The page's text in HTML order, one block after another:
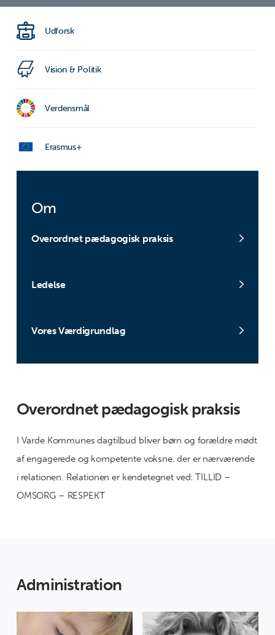
Udforsk
Vision & Politik
Verdensmål
Erasmus+
Om
Overordnet pædagogisk praksis
Ledelse
Vores Værdigrundlag
Overordnet pædagogisk praksis
I Varde Kommunes dagtilbud bliver børn og forældre mødt
af engagerede og kompetente voksne, der er nærværende
i relationen. Relationen er kendetegnet ved: TILLID –
OMSORG – RESPEKT
Administration